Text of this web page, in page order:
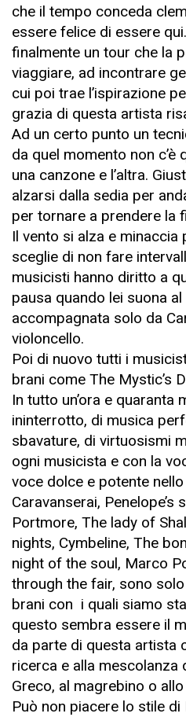
che il tempo conceda
essere felice di essere
finalmente un tour che la
viaggiare, ad incontrare
cui poi trae l’ispirazione
grazia di questa artista
Ad un certo punto un
da quel momento non c’è
una canzone e l’altra.
alzarsi dalla sedia per
per tornare a prendere la
Il vento si alza e minaccia
sceglie di non fare
musicisti hanno diritto a
pausa quando lei suona
accompagnata solo da
violoncello.
Poi di nuovo tutti i
brani come The Mystic’s
In tutto un’ora e quaranta
ininterrotto, di musica
sbavature, di virtuosismi
ogni musicista e con la
voce dolce e potente
Caravanserai, Penelope’s
Portmore, The lady of
nights, Cymbeline, The
night of the soul, Marco
through the fair, sono
brani con i quali siamo
questo sembra essere il
da parte di questa artista
ricerca e alla mescolanza
Greco, al magrebino o
Può non piacere lo stile